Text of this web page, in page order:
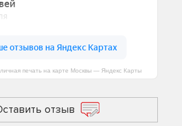
печать на карте Москвы — Яндекс Карты
отзыв